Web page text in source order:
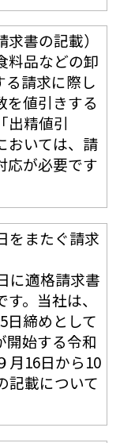
書の記載）
品などの卸
る請求に際し
を値引きする
出精値引
おいては、請
応が必要です
をまたぐ請求
に適格請求書
。当社は、
日締めとして
開始する令和
月16日から10
記載について